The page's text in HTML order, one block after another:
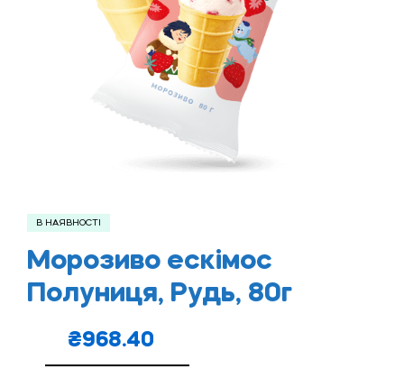
В НАЯВНОСТІ
Морозиво ескімос
Полуниця, Рудь, 80г
₴968.40